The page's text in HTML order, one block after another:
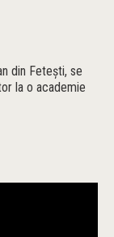
din Feteşti, se
la o academie